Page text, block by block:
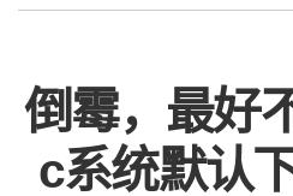
倒霉，最好
c系统默认